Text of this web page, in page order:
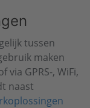
tussen
maken
via GPRS-, WiFi,
naast